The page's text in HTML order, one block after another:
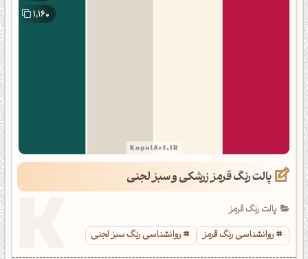
1,160
پالت رنگ قرمز زرشکی و سبز لجنی
پالت رنگ قرمز
روانشناسی رنگ قرمز
روانشناسی رنگ سبز لجنی